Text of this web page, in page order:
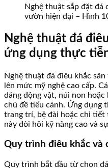
Nghệ thuật sắp đặt đá
vườn hiện đại – Hình
Nghệ thuật đá
ứng dụng thực
Nghệ thuật đá điêu khắc
lên mức mỹ nghệ cao cấp.
dáng động vật, núi non
chủ đề tiểu cảnh. Ứng dụng
trang trí, bệ đài hoặc chi
này đòi hỏi kỹ năng cao và
Quy trình điêu khắc và
Quy trình bắt đầu từ chọn